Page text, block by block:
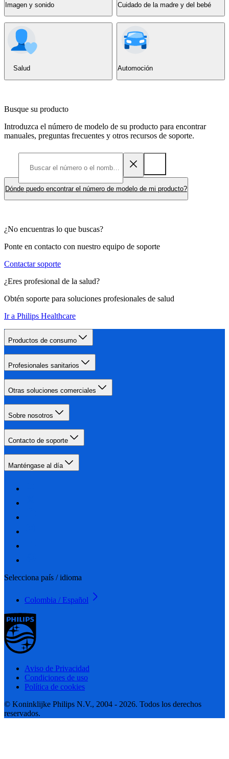
Imagen y sonido Cuidado de la madre y del bebé
Salud Automoción
Busque su producto
Introduzca el número de modelo de su producto para encontrar
manuales, preguntas frecuentes y otros recursos de soporte.
Dónde puedo encontrar el número de modelo de mi producto?
¿No encuentras lo que buscas?
Ponte en contacto con nuestro equipo de soporte
Contactar soporte
¿Eres profesional de la salud?
Obtén soporte para soluciones profesionales de salud
Ir a Philips Healthcare
Productos de consumo
Profesionales sanitarios
Otras soluciones comerciales
Sobre nosotros
Contacto de soporte
Manténgase al día
Selecciona país / idioma
Colombia / Español
Aviso de Privacidad
Condiciones de uso
Política de cookies
© Koninklijke Philips N.V., 2004 - 2026. Todos los derechos
reservados.